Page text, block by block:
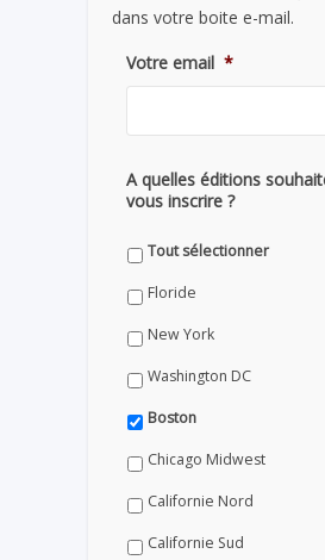
dans votre boite e-mail.
Votre email *
A quelles éditions
vous inscrire ?
Tout sélectionner
Floride
New York
Washington DC
Boston
Chicago Midwest
Californie Nord
Californie Sud